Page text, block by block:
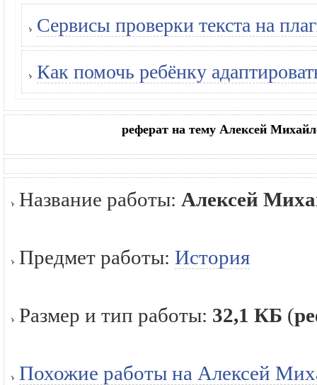
Сервисы проверки текста на
Как помочь ребёнку
реферат на тему Алексей
Название работы: Алексей
Предмет работы: История
Размер и тип работы: 32,1 КБ (
Похожие работы на Алексей